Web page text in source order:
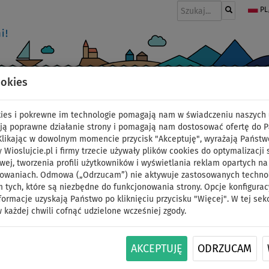
i pokrewne im technologie pomagają nam w świadczeniu naszych
poprawne działanie strony i pomagają nam dostosować ofertę do
w dowolnym momencie przycisk "Akceptuję", wyrażają
Wioslujcie.pl i firmy trzecie używały plików cookies do optymalizacji
tworzenia profili użytkowników i wyświetlania reklam opartych na
Odmowa („Odrzucam”) nie aktywuje zastosowanych
tych, które są niezbędne do funkcjonowania strony. Opcje
uzyskają Państwo po kliknięciu przycisku "Więcej". W tej
każdej chwili cofnąć udzielone wcześniej zgody.
AKCEPTUJĘ ODRZUCAM
Statecznik centralny
desek WindSUP - wys.
ID: 12351387064
Wsuwany statecznik centralny (środkowy do